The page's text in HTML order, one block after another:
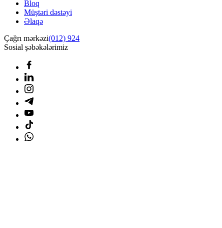
Bloq
Müştəri dəstəyi
Əlaqə
Çağrı mərkəzi(012) 924
Sosial şəbəkələrimiz